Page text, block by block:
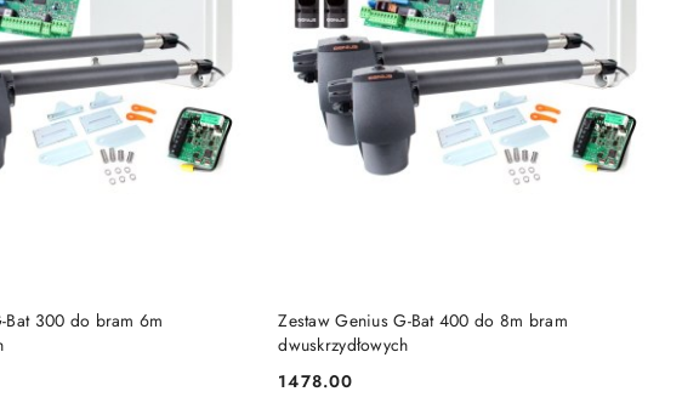
Bat 300 do bram 6m
DODAJ DO KOSZYKA
Zestaw Genius G-Bat 400 do 8m bram
dwuskrzydłowych
Cena:
1478.00
DODAJ DO KOSZYKA